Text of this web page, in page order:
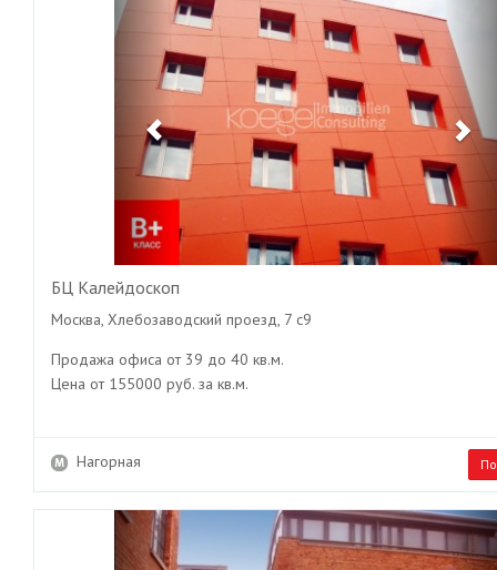
БЦ Калейдоскоп
Москва, Хлебозаводский проезд, 7 с9
Продажа офиса от 39 до 40 кв.м.
Цена от 155000 руб. за кв.м.
Нагорная
Previous